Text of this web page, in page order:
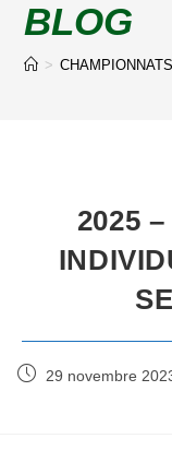
BLOG
>
2025
29 novembre